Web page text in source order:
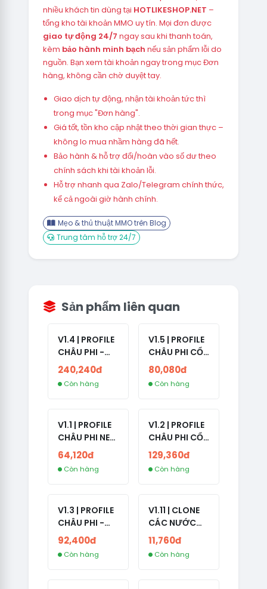
nhiều khách tin dùng tại HOTLIKESHOP.NET –
tổng kho tài khoản MMO uy tín. Mọi đơn được
giao tự động 24/7 ngay sau khi thanh toán,
kèm bảo hành minh bạch nếu sản phẩm lỗi do
nguồn. Bạn xem tài khoản ngay trong mục Đơn
hàng, không cần chờ duyệt tay.
Giao dịch tự động, nhận tài khoản tức thì
trong mục "Đơn hàng".
Giá tốt, tồn kho cập nhật theo thời gian thực –
không lo mua nhầm hàng đã hết.
Bảo hành & hỗ trợ đổi/hoàn vào số dư theo
chính sách khi tài khoản lỗi.
Hỗ trợ nhanh qua Zalo/Telegram chính thức,
kể cả ngoài giờ hành chính.
Mẹo & thủ thuật MMO trên Blog
Trung tâm hỗ trợ 24/7
Sản phẩm liên quan
V1.4 | PROFILE
CHÂU PHI -
ETHIOPIA CỔ -
NO 2FA -
RANDOM BẠN
240,240đ
Còn hàng
V1.5 | PROFILE
CHÂU PHI CỔ
- NO 2FA -
LẪN 2024 -
LIVE ADS
80,080đ
Còn hàng
V1.1 | PROFILE
CHÂU PHI NEW
- NO 2FA - ĐA
SỐ BẠN BÈ
CAO
64,120đ
Còn hàng
V1.2 | PROFILE
CHÂU PHI CỔ
- NO 2FA -
LIVE ADS -
NĂM TẠO
129,360đ
Còn hàng
V1.3 | PROFILE
CHÂU PHI -
NO 2FA - LIVE
ADS
92,400đ
Còn hàng
V1.11 | CLONE
CÁC NƯỚC
CÓ 2FA -
INDIA - HÀNG
1 HOTMAIL
11,760đ
Còn hàng